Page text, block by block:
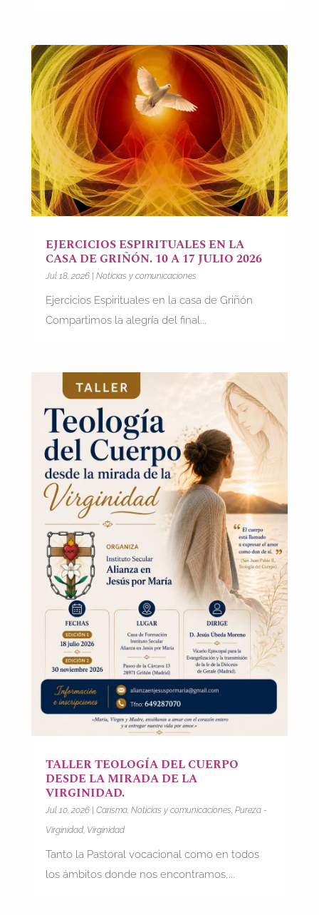
EJERCICIOS ESPIRITUALES EN LA
CASA DE GRIÑÓN. 10 A 17 JULIO 2026
Jul 18, 2026| Noticias y comunicaciones
Ejercicios Espirituales en la casa de Griñón
Compartimos la alegría del final...
TALLER TEOLOGÍA DEL CUERPO
DESDE LA MIRADA DE LA
VIRGINIDAD.
Jul 10, 2026| Carisma, Noticias y comunicaciones Pureza -
Virginidad, Virginidad
Tanto la Pastoral vocacional como en todos
los ámbitos donde nos encontramos,...